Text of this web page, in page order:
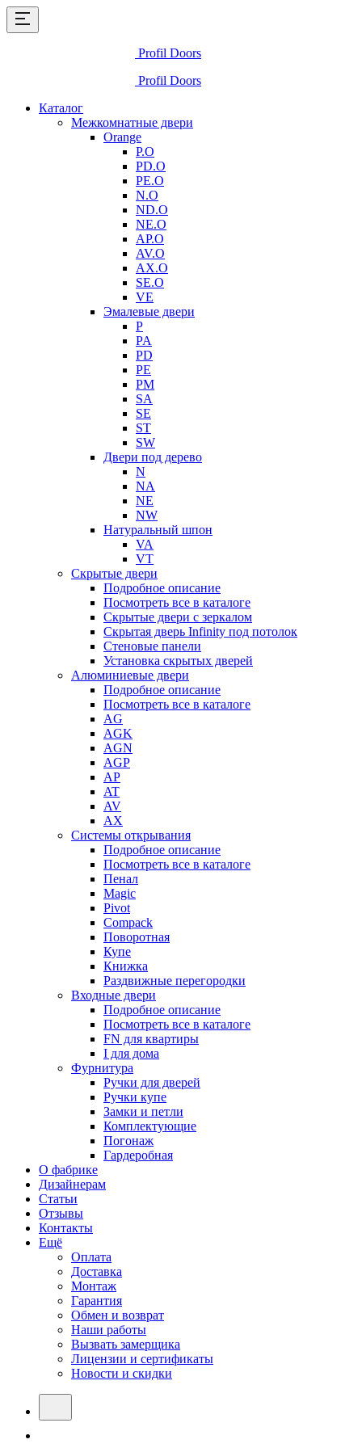
Profil Doors
Profil Doors
Каталог
Межкомнатные двери
Orange
P.O
PD.O
PE.O
N.O
ND.O
NE.O
AP.O
AV.O
AX.O
SE.O
VE
Эмалевые двери
P
PA
PD
PE
PM
SA
SE
ST
SW
Двери под дерево
N
NA
NE
NW
Натуральный шпон
VA
VT
Скрытые двери
Подробное описание
Посмотреть все в каталоге
Скрытые двери с зеркалом
Скрытая дверь Infinity под потолок
Стеновые панели
Установка скрытых дверей
Алюминиевые двери
Подробное описание
Посмотреть все в каталоге
AG
AGK
AGN
AGP
AP
AT
AV
AX
Системы открывания
Подробное описание
Посмотреть все в каталоге
Пенал
Magic
Pivot
Compack
Поворотная
Купе
Книжка
Раздвижные перегородки
Входные двери
Подробное описание
Посмотреть все в каталоге
FN для квартиры
I для дома
Фурнитура
Ручки для дверей
Ручки купе
Замки и петли
Комплектующие
Погонаж
Гардеробная
О фабрике
Дизайнерам
Статьи
Отзывы
Контакты
Ещё
Оплата
Доставка
Монтаж
Гарантия
Обмен и возврат
Наши работы
Вызвать замерщика
Лицензии и сертификаты
Новости и скидки